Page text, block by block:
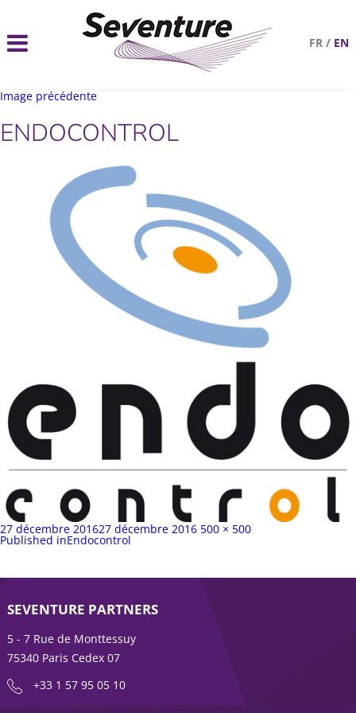
FR / EN
Image précédente
ENDOCONTROL
Publié
sur
27 décembre 201627 décembre 2016 Taille
500 × 500
Navigation
Published inEndocontrol
SEVENTURE PARTNERS
5 - 7 Rue de Monttessuy
75340 Paris Cedex 07
+33 1 57 95 05 10